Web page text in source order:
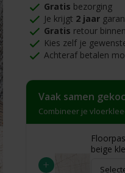
Gratis bezorging
Je krijgt 2 jaar
Gratis retour
Kies zelf je
Achteraf betalen
Vaak samen
Combineer je
+
beige